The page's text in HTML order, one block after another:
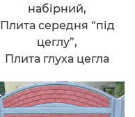
набірний,
Плита середня “під
цеглу”,
Плита глуха цегла